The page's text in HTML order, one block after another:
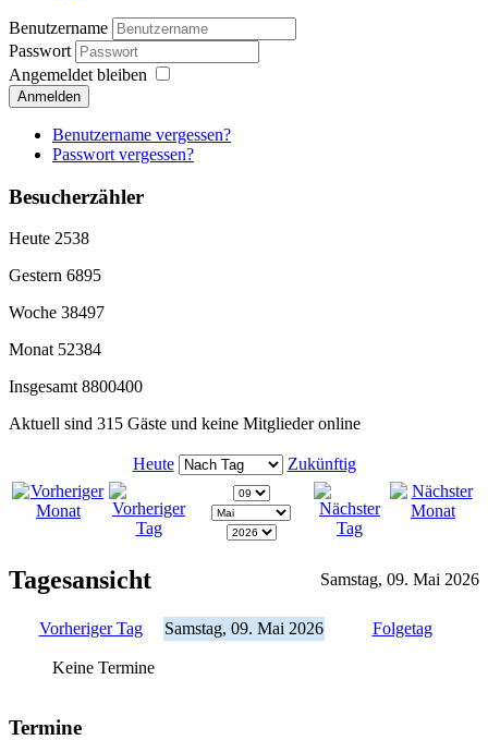
Benutzername
Passwort
Angemeldet bleiben
Anmelden
Benutzername vergessen?
Passwort vergessen?
Besucherzähler
Heute 2538
Gestern 6895
Woche 38497
Monat 52384
Insgesamt 8800400
Aktuell sind 315 Gäste und keine Mitglieder online
Heute Zukünftig
Tagesansicht Samstag, 09. Mai 2026
Vorheriger Tag Samstag, 09. Mai 2026 Folgetag
Keine Termine
Termine